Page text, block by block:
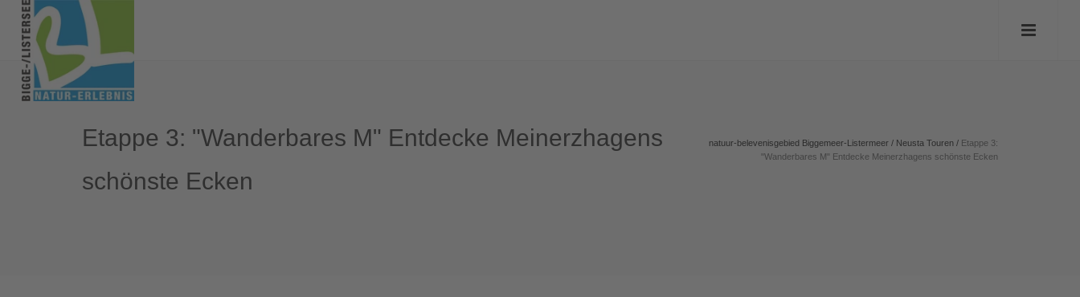
Etappe 3: "Wanderbares M" Entdecke Meinerzhagens
schönste Ecken
natuur-belevenisgebied Biggemeer-Listermeer / Neusta Touren / Etappe 3:
"Wanderbares M" Entdecke Meinerzhagens schönste Ecken